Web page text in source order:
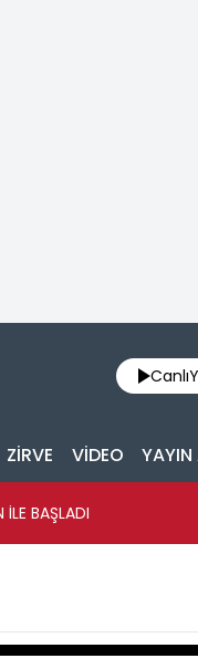
Canlı
ZİRVE VİDEO YAYIN
BAŞLADI